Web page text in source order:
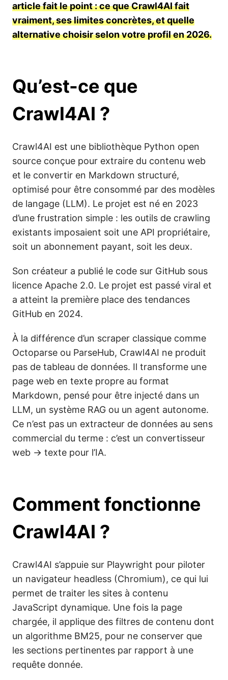
article fait le point : ce que Crawl4AI fait
vraiment, ses limites concrètes, et quelle
alternative choisir selon votre profil en 2026.
Qu’est-ce que
Crawl4AI ?
Crawl4AI est une bibliothèque Python open
source conçue pour extraire du contenu web
et le convertir en Markdown structuré,
optimisé pour être consommé par des modèles
de langage (LLM). Le projet est né en 2023
d’une frustration simple : les outils de crawling
existants imposaient soit une API propriétaire,
soit un abonnement payant, soit les deux.
Son créateur a publié le code sur GitHub sous
licence Apache 2.0. Le projet est passé viral et
a atteint la première place des tendances
GitHub en 2024.
À la différence d’un scraper classique comme
Octoparse ou ParseHub, Crawl4AI ne produit
pas de tableau de données. Il transforme une
page web en texte propre au format
Markdown, pensé pour être injecté dans un
LLM, un système RAG ou un agent autonome.
Ce n’est pas un extracteur de données au sens
commercial du terme : c’est un convertisseur
web → texte pour l’IA.
Comment fonctionne
Crawl4AI ?
Crawl4AI s’appuie sur Playwright pour piloter
un navigateur headless (Chromium), ce qui lui
permet de traiter les sites à contenu
JavaScript dynamique. Une fois la page
chargée, il applique des filtres de contenu dont
un algorithme BM25, pour ne conserver que
les sections pertinentes par rapport à une
requête donnée.